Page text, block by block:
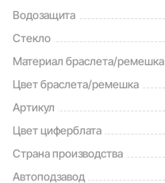
Водозащита
Стекло
Материал браслета/ремешка
Цвет браслета/ремешка
Артикул
Цвет циферблата
Страна производства
Автоподзавод